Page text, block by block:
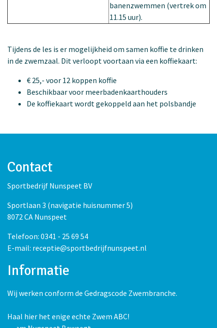
banenzwemmen (vertrek om
11.15 uur).
Tijdens de les is er mogelijkheid om samen koffie te drinken
in de zwemzaal. Dit verloopt voortaan via een koffiekaart:
€ 25,- voor 12 koppen koffie
Beschikbaar voor meerbadenkaarthouders
De koffiekaart wordt gekoppeld aan het polsbandje
Contact
Sportbedrijf Nunspeet BV
Sportlaan 3 (navigatie huisnummer 5)
8072 CA Nunspeet
Telefoon: 0341 - 25 69 54
E-mail: receptie@sportbedrijfnunspeet.nl
Informatie
Wij werken conform de Gedragscode Zwembranche.
Haal hier het enige echte Zwem ABC!